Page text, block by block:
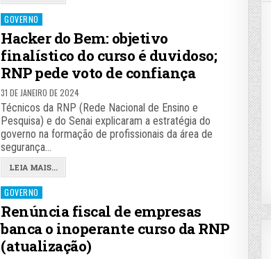
Posted
in
GOVERNO
Hacker do Bem: objetivo
finalístico do curso é duvidoso;
RNP pede voto de confiança
31 DE JANEIRO DE 2024
Técnicos da RNP (Rede Nacional de Ensino e
Pesquisa) e do Senai explicaram a estratégia do
governo na formação de profissionais da área de
segurança…
LEIA MAIS...
Posted
in
GOVERNO
Renúncia fiscal de empresas
banca o inoperante curso da RNP
(atualização)